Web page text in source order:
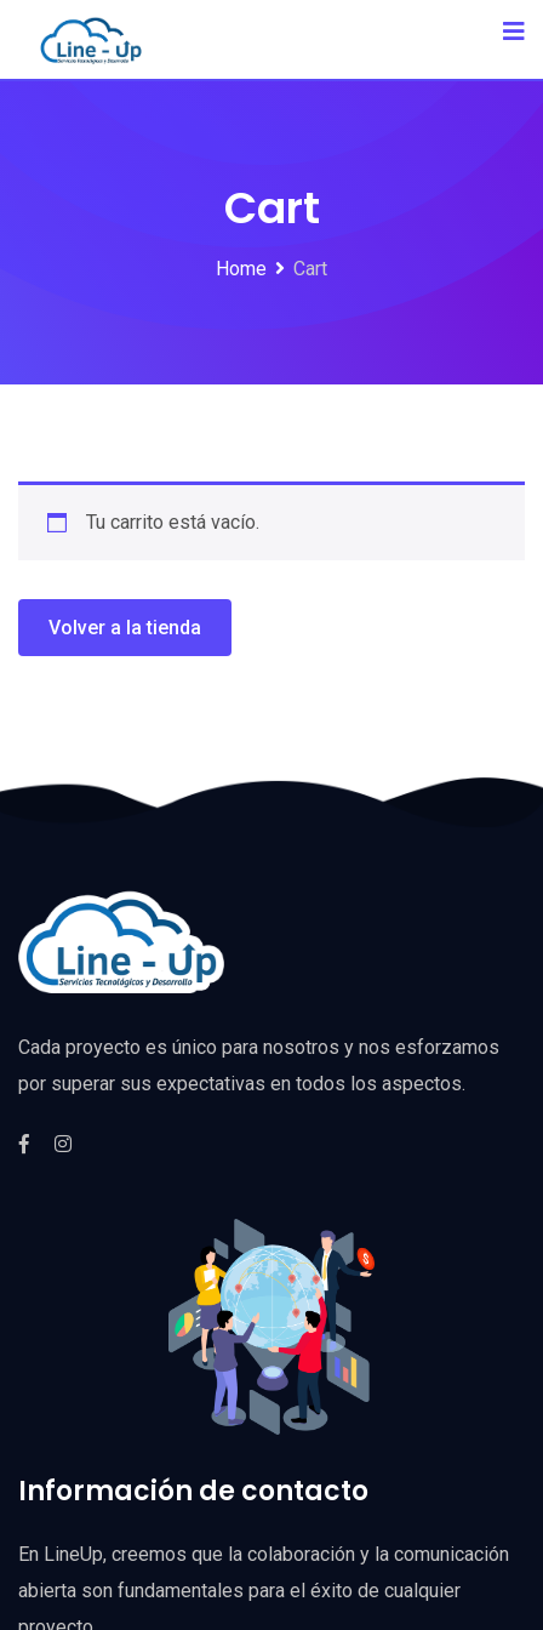
Cart
Home Cart
Tu carrito está vacío.
Volver a la tienda
Cada proyecto es único para nosotros y nos esforzamos
por superar sus expectativas en todos los aspectos.
Información de contacto
En LineUp, creemos que la colaboración y la comunicación
abierta son fundamentales para el éxito de cualquier